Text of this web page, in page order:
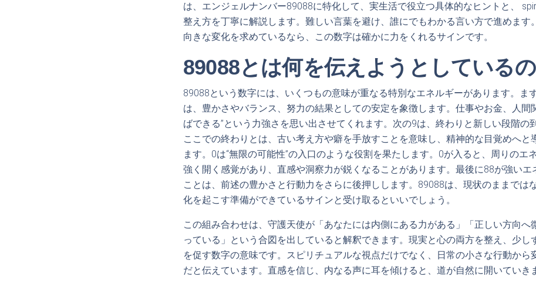
は、エンジェルナンバー89088に特化して、実生活で役立つ具体的なヒントと、
整え方を丁寧に解説します。難しい言葉を避け、誰にでもわかる言い方で進めます
向きな変化を求めているなら、この数字は確かに力をくれるサインです。
89088とは何を伝えようとしている
89088という数字には、いくつもの意味が重なる特別なエネルギーがあります。ま
は、豊かさやバランス、努力の結果としての安定を象徴します。仕事やお金、人間
ばできる”という力強さを思い出させてくれます。次の9は、終わりと新しい段階の
ここでの終わりとは、古い考え方や癖を手放すことを意味し、精神的な目覚めへと
ます。0は“無限の可能性”の入口のような役割を果たします。0が入ると、周りのエ
強く開く感覚があり、直感や洞察力が鋭くなることがあります。最後に88が強いエ
ことは、前述の豊かさと行動力をさらに後押しします。89088は、現状のままでは
化を起こす準備ができているサインと受け取るといいでしょう。
この組み合わせは、守護天使が「あなたには内側にある力がある」「正しい方向へ
っている」という合図を出していると解釈できます。現実と心の両方を整え、少し
を促す数字の意味です。スピリチュアルな視点だけでなく、日常の小さな行動から
だと伝えています。直感を信じ、内なる声に耳を傾けると、道が自然に開いていき